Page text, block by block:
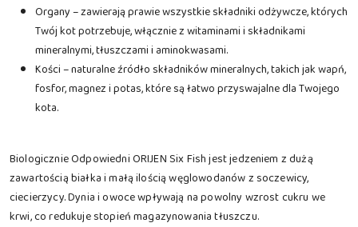
Organy – zawierają prawie wszystkie składniki odżywcze, których
Twój kot potrzebuje, włącznie z witaminami i składnikami
mineralnymi, tłuszczami i aminokwasami.
Kości – naturalne źródło składników mineralnych, takich jak wapń,
fosfor, magnez i potas, które są łatwo przyswajalne dla Twojego
kota.
Biologicznie Odpowiedni ORIJEN Six Fish jest jedzeniem z dużą
zawartością białka i małą ilością węglowodanów z soczewicy,
ciecierzycy. Dynia i owoce wpływają na powolny wzrost cukru we
krwi, co redukuje stopień magazynowania tłuszczu.